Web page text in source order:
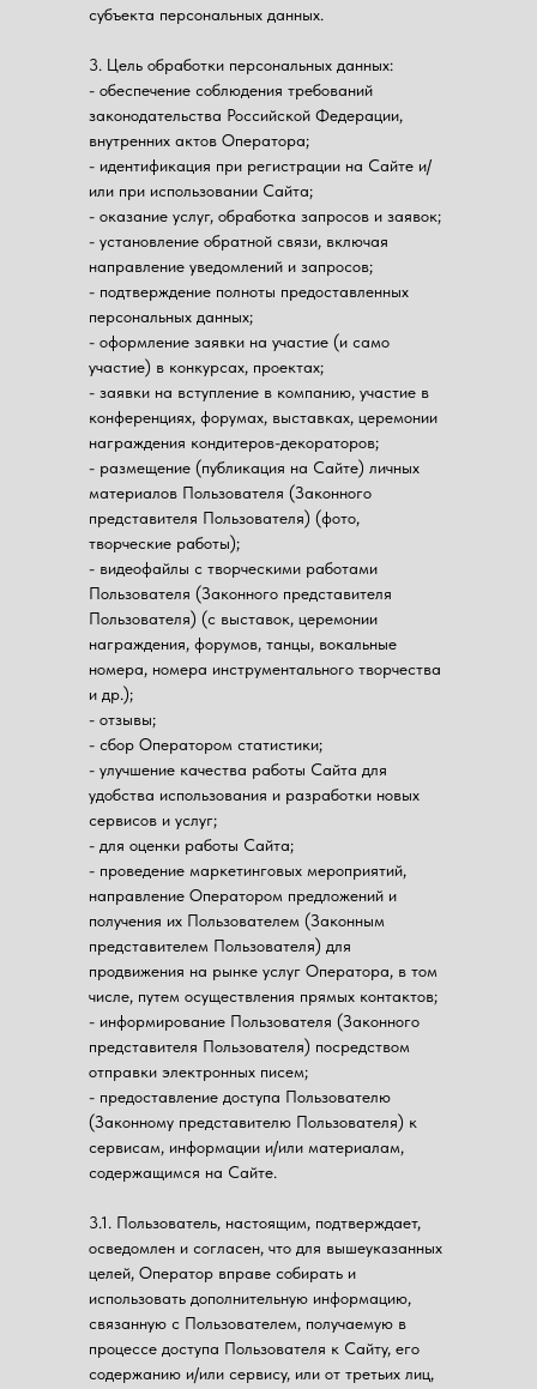
субъекта персональных данных.
3. Цель обработки персональных данных:
- обеспечение соблюдения требований
законодательства Российской Федерации,
внутренних актов Оператора;
- идентификация при регистрации на Сайте и/
или при использовании Сайта;
- оказание услуг, обработка запросов и заявок;
- установление обратной связи, включая
направление уведомлений и запросов;
- подтверждение полноты предоставленных
персональных данных;
- оформление заявки на участие (и само
участие) в конкурсах, проектах;
- заявки на вступление в компанию, участие в
конференциях, форумах, выставках, церемонии
награждения кондитеров-декораторов;
- размещение (публикация на Сайте) личных
материалов Пользователя (Законного
представителя Пользователя) (фото,
творческие работы);
- видеофайлы с творческими работами
Пользователя (Законного представителя
Пользователя) (с выставок, церемонии
награждения, форумов, танцы, вокальные
номера, номера инструментального творчества
и др.);
- отзывы;
- сбор Оператором статистики;
- улучшение качества работы Сайта для
удобства использования и разработки новых
сервисов и услуг;
- для оценки работы Сайта;
- проведение маркетинговых мероприятий,
направление Оператором предложений и
получения их Пользователем (Законным
представителем Пользователя) для
продвижения на рынке услуг Оператора, в том
числе, путем осуществления прямых контактов;
- информирование Пользователя (Законного
представителя Пользователя) посредством
отправки электронных писем;
- предоставление доступа Пользователю
(Законному представителю Пользователя) к
сервисам, информации и/или материалам,
содержащимся на Сайте.
3.1. Пользователь, настоящим, подтверждает,
осведомлен и согласен, что для вышеуказанных
целей, Оператор вправе собирать и
использовать дополнительную информацию,
связанную с Пользователем, получаемую в
процессе доступа Пользователя к Сайту, его
содержанию и/или сервису, или от третьих лиц,